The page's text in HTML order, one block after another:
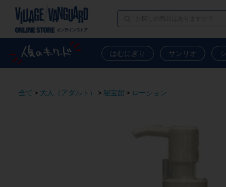
はむにぎり サンリオ
全て > 大人（アダルト） > 秘宝館 > ローション